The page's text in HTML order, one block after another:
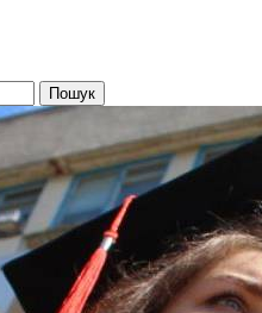
Пошук